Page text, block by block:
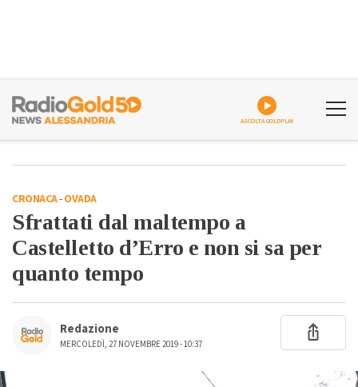
ASCOLTA GOLDPLAY
CRONACA-OVADA
Sfrattati dal maltempo a
Castelletto d’Erro e non si sa per
quanto tempo
Redazione
MERCOLEDÌ, 27 NOVEMBRE 2019 - 10:37